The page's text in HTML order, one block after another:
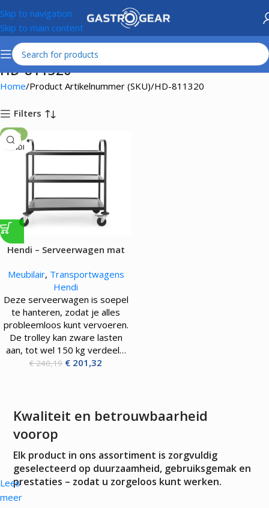
Skip to navigation
Skip to main content
HD-811320
Home Product Artikelnummer (SKU) HD-811320
Filters
-16%
HENDI
Hendi – Serveerwagen mat
Meubilair, Transportwagens
Hendi
Deze serveerwagen is soepel
te hanteren, zodat je alles
probleemloos kunt vervoeren.
De trolley kan zware lasten
aan, tot wel 150 kg verdeel…
€240,19 € 201,32
Kwaliteit en betrouwbaarheid
voorop
Elk product in ons assortiment is zorgvuldig
geselecteerd op duurzaamheid, gebruiksgemak en
prestaties – zodat u zorgeloos kunt werken.
Lees
meer